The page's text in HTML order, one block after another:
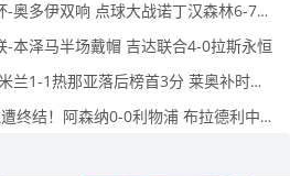
2026年01月10日 足总杯-奥多伊双响 点球大战诺丁汉森林6-7雷克瑟姆
本泽马半场戴帽 吉达联合4-0拉斯永恒
2026年01月09日 意甲-米兰1-1热那亚落后榜首3分 莱奥补时绝平普利西奇进球被吹
2026年01月09日 5连胜遭终结！阿森纳0-0利物浦 布拉德利中框+伤退因卡皮耶伤退